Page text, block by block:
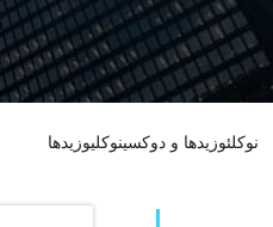
نوکلئوزیدها و دوکسینوکلیوزیدها